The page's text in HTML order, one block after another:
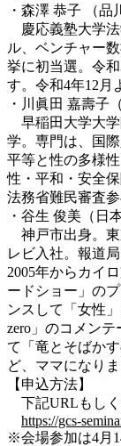
・森澤 恭子 （品
慶応義塾大学法
ル、ベンチャー
挙に初当選。令
す。令和4年12月
・川眞田 嘉壽子
早稲田大学大学
学。専門は、国
平等と性の多様
性・平和・安全
法務省難民審査参
・谷生 俊美（日
神戸市出身。東
レビ入社。報道
2005年からカイ
ードショー」の
ンスして「女性
zero」のコメン
て「竜とそばか
ど、ママになり
【申込方法】
下記URLもしく
https://gcs-
※会場参加は4月